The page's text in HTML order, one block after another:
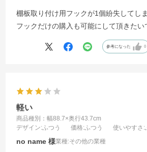
棚板取り付け用フックが1個紛失してし
フックだけの購入も可能にして頂きたい
参考になった 0
軽い
商品種別：幅88.7×奥行43.7cm
デザイン:ふつう 価格:ふつう 使いやすさ :
no name 業種:その他の業種